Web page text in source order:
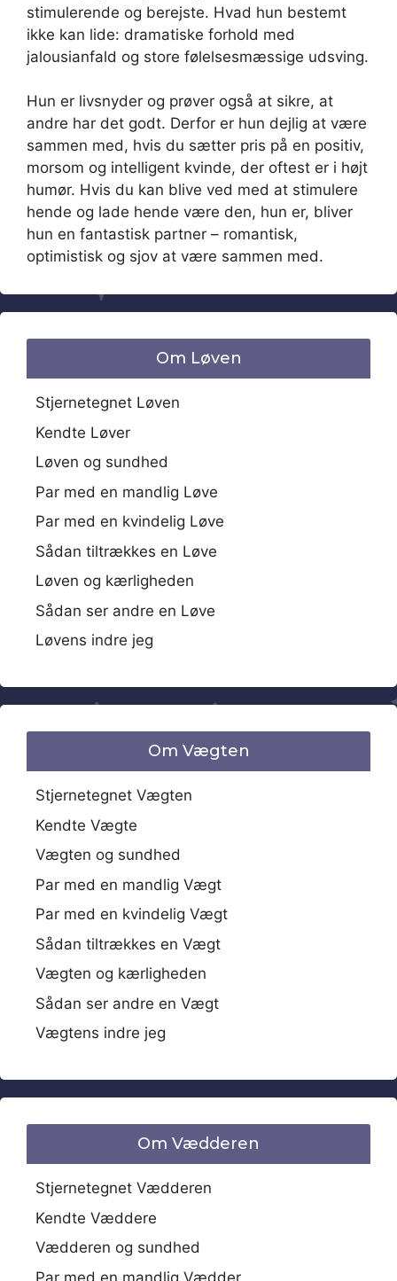
stimulerende og berejste. Hvad hun bestemt
ikke kan lide: dramatiske forhold med
jalousianfald og store følelsesmæssige udsving.
Hun er livsnyder og prøver også at sikre, at
andre har det godt. Derfor er hun dejlig at være
sammen med, hvis du sætter pris på en positiv,
morsom og intelligent kvinde, der oftest er i højt
humør. Hvis du kan blive ved med at stimulere
hende og lade hende være den, hun er, bliver
hun en fantastisk partner – romantisk,
optimistisk og sjov at være sammen med.
Om Løven
Stjernetegnet Løven
Kendte Løver
Løven og sundhed
Par med en mandlig Løve
Par med en kvindelig Løve
Sådan tiltrækkes en Løve
Løven og kærligheden
Sådan ser andre en Løve
Løvens indre jeg
Om Vægten
Stjernetegnet Vægten
Kendte Vægte
Vægten og sundhed
Par med en mandlig Vægt
Par med en kvindelig Vægt
Sådan tiltrækkes en Vægt
Vægten og kærligheden
Sådan ser andre en Vægt
Vægtens indre jeg
Om Vædderen
Stjernetegnet Vædderen
Kendte Væddere
Vædderen og sundhed
Par med en mandlig Vædder